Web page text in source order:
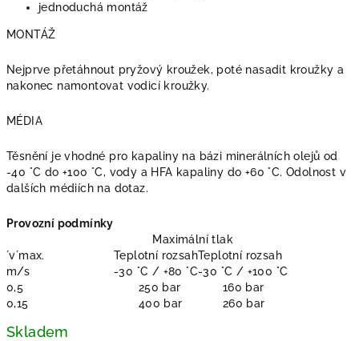
jednoduchá montáž
MONTÁŽ
Nejprve přetáhnout pryžový kroužek, poté nasadit kroužky a
nakonec namontovat vodicí kroužky.
MÉDIA
Těsnění je vhodné pro kapaliny na bázi minerálních olejů od
-40 °C do +100 °C, vody a HFA kapaliny do +60 °C. Odolnost v
dalších médiích na dotaz.
Provozní podmínky
Maximální tlak
´v´max.
Teplotní rozsahTeplotní rozsah
m/s
-30 °C / +80 °C-30 °C / +100 °C
0,5
250 bar
160 bar
0,15
400 bar 260 bar
Skladem